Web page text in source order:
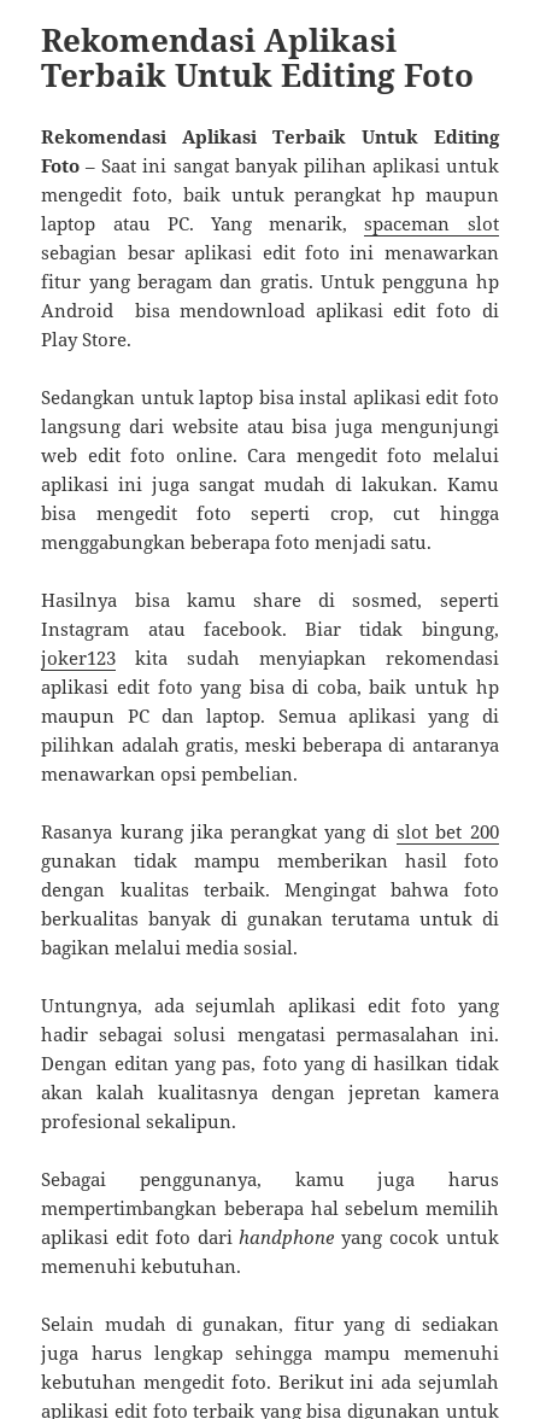
Rekomendasi Aplikasi
Terbaik Untuk Editing Foto
Rekomendasi Aplikasi Terbaik Untuk Editing
Foto – Saat ini sangat banyak pilihan aplikasi untuk
mengedit foto, baik untuk perangkat hp maupun
laptop atau PC. Yang menarik,spaceman slot
sebagian besar aplikasi edit foto ini menawarkan
fitur yang beragam dan gratis. Untuk pengguna hp
Android bisa mendownload aplikasi edit foto di
Play Store.
Sedangkan untuk laptop bisa instal aplikasi edit foto
langsung dari website atau bisa juga mengunjungi
web edit foto online. Cara mengedit foto melalui
aplikasi ini juga sangat mudah di lakukan. Kamu
bisa mengedit foto seperti crop, cut hingga
menggabungkan beberapa foto menjadi satu.
Hasilnya bisa kamu share di sosmed, seperti
Instagram atau facebook. Biar tidak bingung,
joker123 kita sudah menyiapkan rekomendasi
aplikasi edit foto yang bisa di coba, baik untuk hp
maupun PC dan laptop. Semua aplikasi yang di
pilihkan adalah gratis, meski beberapa di antaranya
menawarkan opsi pembelian.
Rasanya kurang jika perangkat yang dislot bet 200
gunakan tidak mampu memberikan hasil foto
dengan kualitas terbaik. Mengingat bahwa foto
berkualitas banyak di gunakan terutama untuk di
bagikan melalui media sosial.
Untungnya, ada sejumlah aplikasi edit foto yang
hadir sebagai solusi mengatasi permasalahan ini.
Dengan editan yang pas, foto yang di hasilkan tidak
akan kalah kualitasnya dengan jepretan kamera
profesional sekalipun.
Sebagai penggunanya, kamu juga harus
mempertimbangkan beberapa hal sebelum memilih
aplikasi edit foto dari handphone yang cocok untuk
memenuhi kebutuhan.
Selain mudah di gunakan, fitur yang di sediakan
juga harus lengkap sehingga mampu memenuhi
kebutuhan mengedit foto. Berikut ini ada sejumlah
aplikasi edit foto terbaik yang bisa digunakan untuk